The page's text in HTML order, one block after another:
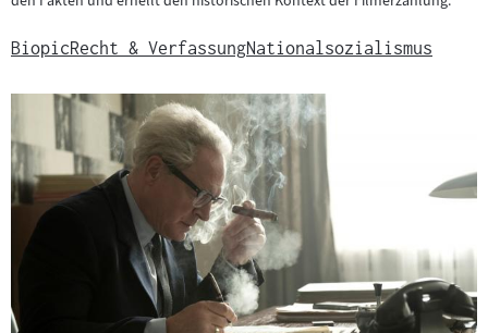
BiopicRecht & VerfassungNationalsozialismus